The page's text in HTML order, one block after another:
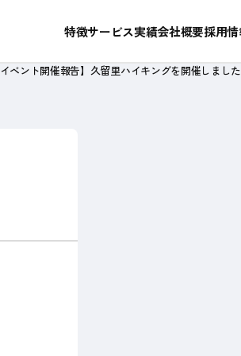
特徴サービス実績会社概要採用
私たちが選ばれ続けている理由
ベント開催報告】久留里ハイキングを開催しました